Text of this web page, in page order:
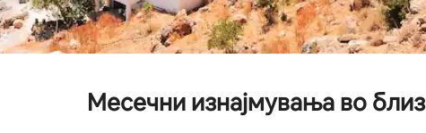
Месечни изнајмувања во